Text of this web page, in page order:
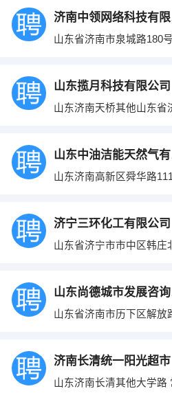
济
山东省济南市泉城路180
山东揽月科技有限公司
山东济南天桥其他山东省
山
山东济南高新区舜华路
济宁三环化工有限公司
山东省济宁市市中区韩庄
山
山东省济南市历下区解放
济南长清统一阳光超市
山东济南长清其他大学路